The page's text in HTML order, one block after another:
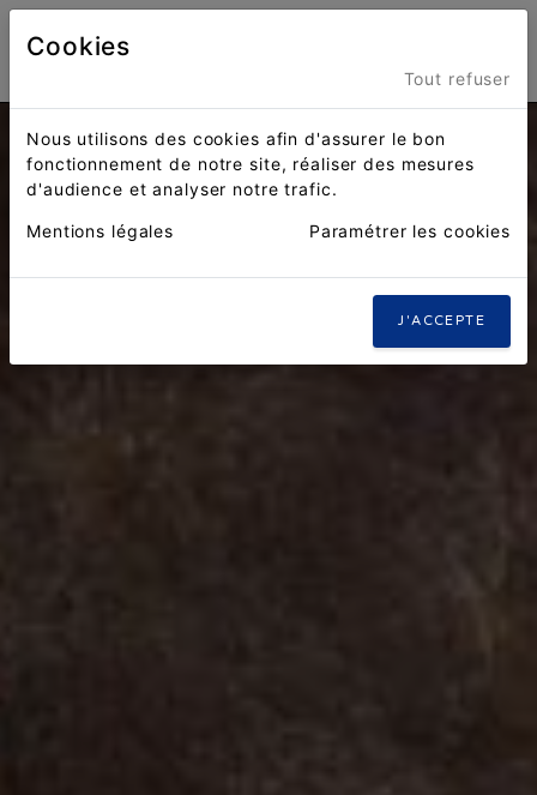
Cookies
Tout refuser
Nous utilisons des cookies afin d'assurer le bon
fonctionnement de notre site, réaliser des mesures
d'audience et analyser notre trafic.
Mentions légales Paramétrer les cookies
J'ACCEPTE